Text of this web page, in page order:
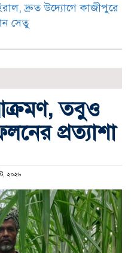
দ্রুত উদ্যোগে কাজীপুরে
সেতু
তবুও
প্রত্যাশা
২০২৬